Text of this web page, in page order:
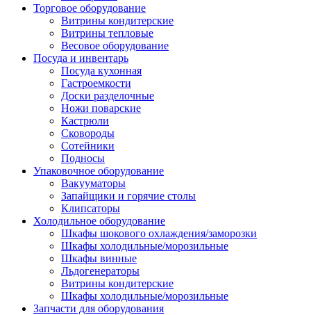
Торговое оборудование
Витрины кондитерские
Витрины тепловые
Весовое оборудование
Посуда и инвентарь
Посуда кухонная
Гастроемкости
Доски разделочные
Ножи поварские
Кастрюли
Сковороды
Сотейники
Подносы
Упаковочное оборудование
Вакууматоры
Запайщики и горячие столы
Клипсаторы
Холодильное оборудование
Шкафы шокового охлаждения/заморозки
Шкафы холодильные/морозильные
Шкафы винные
Льдогенераторы
Витрины кондитерские
Шкафы холодильные/морозильные
Запчасти для оборудования